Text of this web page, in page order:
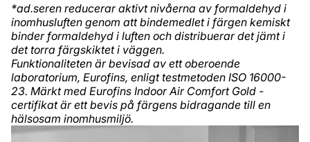
*ad.seren reducerar aktivt nivåerna av formaldehyd i
inomhusluften genom att bindemedlet i färgen kemiskt
binder formaldehyd i luften och distribuerar det jämt i
det torra färgskiktet i väggen.
Funktionaliteten är bevisad av ett oberoende
laboratorium, Eurofins, enligt testmetoden ISO 16000-
23. Märkt med Eurofins Indoor Air Comfort Gold -
certifikat är ett bevis på färgens bidragande till en
hälsosam inomhusmiljö.